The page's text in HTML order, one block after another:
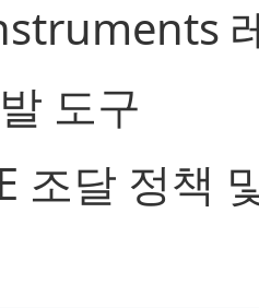
도구
조달 정책